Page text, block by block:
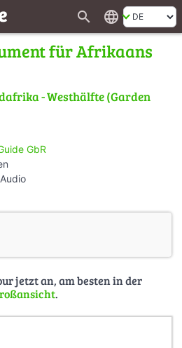
search language
für Afrikaans
- Westhälfte (Garden
GbR
jetzt an, am besten in der
.